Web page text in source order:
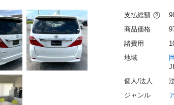
支払総額
商品価格
諸費用
地域
個人/法人
ジャンル